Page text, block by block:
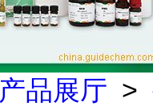
产品展厅 >